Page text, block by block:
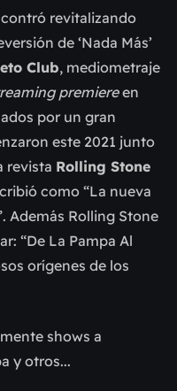
revitalizando
de ‘Nada Más’
Club, mediometraje
premiereen
por un gran
este 2021 junto
revista Rolling Stone
como “La nueva
Además Rolling Stone
“De La Pampa Al
orígenes de los
shows a
y otros...